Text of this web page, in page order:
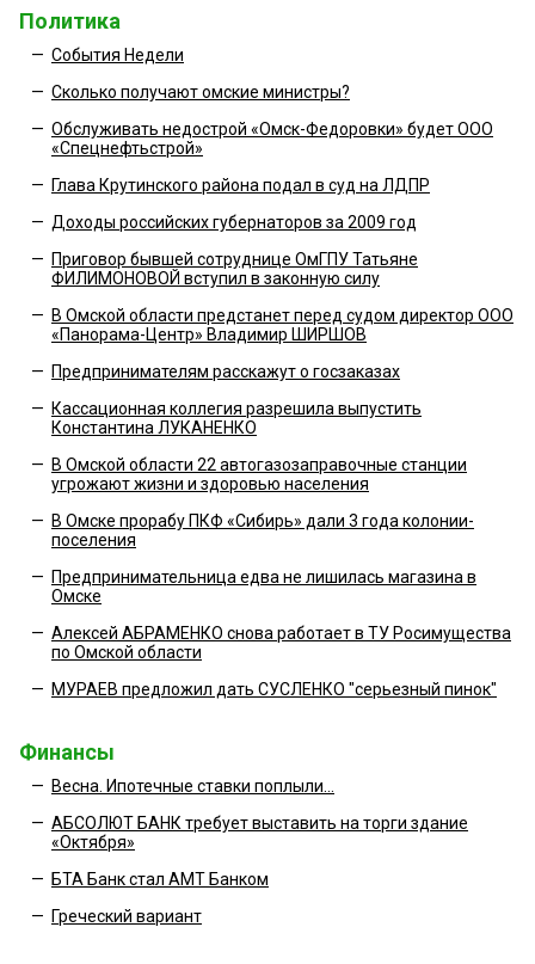
Политика
— События Недели
— Сколько получают омские министры?
— Обслуживать недострой «Омск-Федоровки» будет ООО
«Спецнефтьстрой»
— Глава Крутинского района подал в суд на ЛДПР
— Доходы российских губернаторов за 2009 год
— Приговор бывшей сотруднице ОмГПУ Татьяне
ФИЛИМОНОВОЙ вступил в законную силу
— В Омской области предстанет перед судом директор ООО
«Панорама-Центр» Владимир ШИРШОВ
— Предпринимателям расскажут о госзаказах
— Кассационная коллегия разрешила выпустить
Константина ЛУКАНЕНКО
— В Омской области 22 автогазозаправочные станции
угрожают жизни и здоровью населения
— В Омске прорабу ПКФ «Сибирь» дали 3 года колонии-
поселения
— Предпринимательница едва не лишилась магазина в
Омске
— Алексей АБРАМЕНКО снова работает в ТУ Росимущества
по Омской области
— МУРАЕВ предложил дать СУСЛЕНКО "серьезный пинок"
Финансы
— Весна. Ипотечные ставки поплыли…
— АБСОЛЮТ БАНК требует выставить на торги здание
«Октября»
— БТА Банк стал АМТ Банком
— Греческий вариант